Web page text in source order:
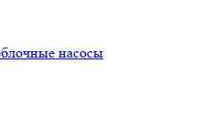
насосы